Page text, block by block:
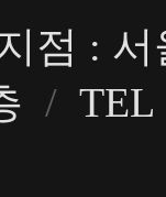
점 :
/ TEL